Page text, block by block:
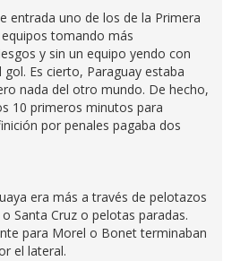
entrada uno de los de la Primera
tomando más
y sin un equipo yendo con
gol. Es cierto, Paraguay estaba
nada del otro mundo. De hecho,
10 primeros minutos para
por penales pagaba dos
era más a través de pelotazos
Santa Cruz o pelotas paradas.
para Morel o Bonet terminaban
el lateral.